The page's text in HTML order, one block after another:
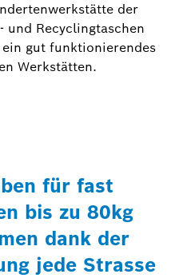
der
und Recyclingtaschen
gut funktionierendes
Werkstätten.
für fast
bis zu 80kg
dank der
jede Strasse